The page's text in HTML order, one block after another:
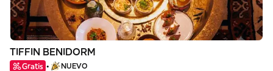
TIFFIN BENIDORM
Gratis NUEVO